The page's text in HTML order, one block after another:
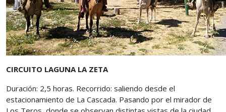
CIRCUITO LAGUNA LA ZETA
Duración: 2,5 horas. Recorrido: saliendo desde el
estacionamiento de La Cascada. Pasando por el mirador de